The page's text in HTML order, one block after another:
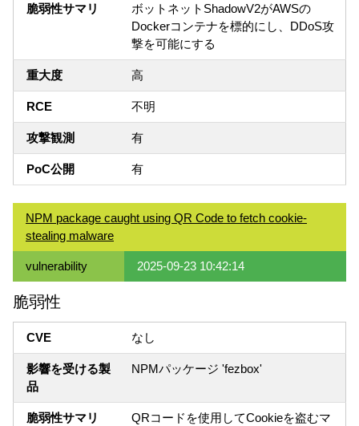
脆弱性サマリ
ボットネットShadowV2がAWSの
Dockerコンテナを標的にし、DDoS攻
撃を可能にする
重大度 高
RCE 不明
攻撃観測 有
PoC公開 有
NPM package caught using QR Code to fetch cookie-
stealing malware
vulnerability 2025-09-23 10:42:14
脆弱性
CVE なし
影響を受ける製
品
NPMパッケージ 'fezbox'
脆弱性サマリ
QRコードを使用してCookieを盗むマ